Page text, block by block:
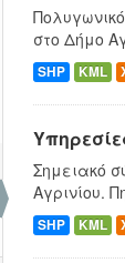
στο Δήμο
SHP KML
Σημειακό
Αγρινίου.
SHP KML